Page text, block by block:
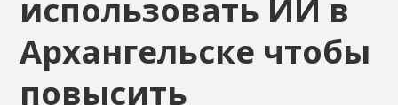
использовать ИИ в
Архангельске чтобы
повысить